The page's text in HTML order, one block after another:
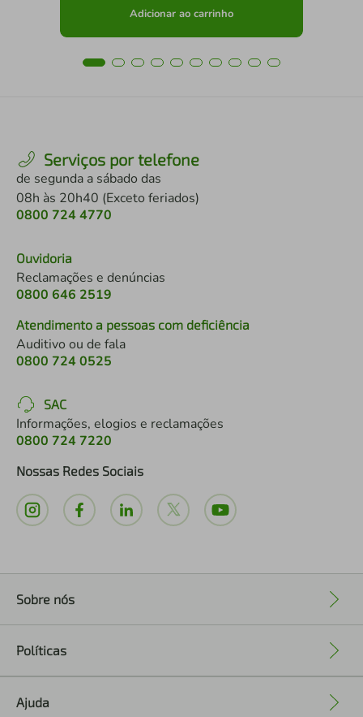
Adicionar ao carrinho
Serviços por telefone
de segunda a sábado das
08h às 20h40 (Exceto feriados)
0800 724 4770
Ouvidoria
Reclamações e denúncias
0800 646 2519
Atendimento a pessoas com deficiência
Auditivo ou de fala
0800 724 0525
SAC
Informações, elogios e reclamações
0800 724 7220
Nossas Redes Sociais
Sobre nós
Políticas
Ajuda